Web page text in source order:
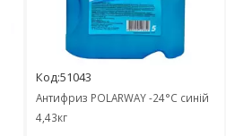
Код:51043
Антифриз POLARWAY -24°C синій
4,43кг